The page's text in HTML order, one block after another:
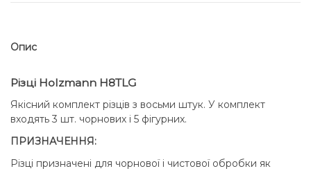
Опис
Різці Holzmann H8TLG
Якісний комплект різців з восьми штук. У комплект
входять 3 шт. чорнових і 5 фігурних.
ПРИЗНАЧЕННЯ:
Різці призначені для чорнової і чистової обробки як